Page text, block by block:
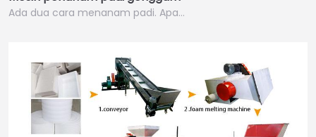
Ada dua cara menanam padi. Apa…